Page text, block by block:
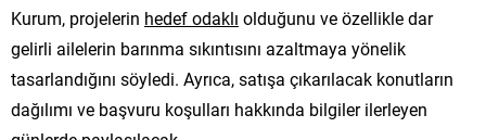
Kurum, projelerin hedef odaklı olduğunu ve özellikle dar
gelirli ailelerin barınma sıkıntısını azaltmaya yönelik
tasarlandığını söyledi. Ayrıca, satışa çıkarılacak konutların
dağılımı ve başvuru koşulları hakkında bilgiler ilerleyen